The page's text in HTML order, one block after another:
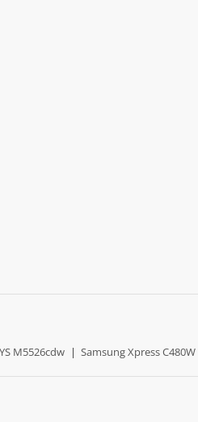
M5526cdw | Samsung Xpress C480W